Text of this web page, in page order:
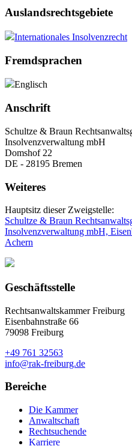
Auslandsrechtsgebiete
Internationales Insolvenzrecht
Fremdsprachen
Englisch
Anschrift
Schultze & Braun
Insolvenzverwaltung mbH
Domshof 22
DE - 28195 Bremen
Weiteres
Hauptsitz dieser Zweigstelle:
Schultze & Braun
Insolvenzverwaltung mbH,
Achern
Geschäftsstelle
Rechtsanwaltskammer Freiburg
Eisenbahnstraße 66
79098 Freiburg
+49 761 32563
info@rak-freiburg.de
Bereiche
Die Kammer
Anwaltschaft
Rechtsuchende
Karriere